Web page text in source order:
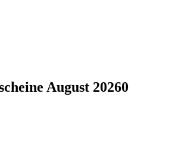
August 20260